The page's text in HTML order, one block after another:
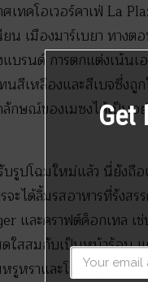
เทคโอเวอร์คาเฟ่ La
ยน เมืองมาร์เบยา ทา
บรนด์ การตกแต่งเน้นเ
นสีเหลืองและสีเบจซึ่ง
กษณ์ของเมซงได้เป็นอ
รูปโฉมใหม่แล้ว นี่ยังถือ
จะได้ลิ้มรสอาหารที่รัง
และคราฟต์ค็อกเทล
ใสสมกับเป็นหน้าร้อน แ
รูหราและโรแมนติก
Get